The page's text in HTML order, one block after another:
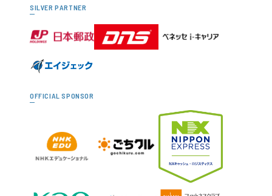
SILVER PARTNER
OFFICIAL SPONSOR